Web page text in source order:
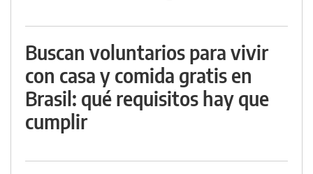
Buscan voluntarios para vivir
con casa y comida gratis en
Brasil: qué requisitos hay que
cumplir